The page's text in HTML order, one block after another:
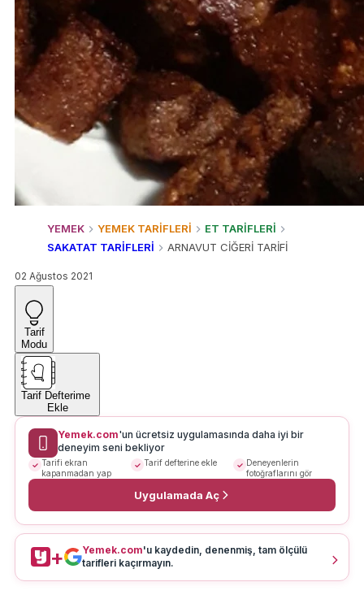
YEMEK YEMEK TARİFLERİ
ET TARİFLERİ
SAKATAT TARİFLERİ
ARNAVUT CİĞERİ TARİFİ
02 Ağustos 2021
Tarif
Modu
Tarif Defterime
Ekle
Yemek.com'un ücretsiz uygulamasında daha iyi bir
deneyim seni bekliyor
Tarifi ekran
kapanmadan yap
Tarif defterine ekle
Deneyenlerin
fotoğraflarını gör
Uygulamada Aç
+ Yemek.com'u kaydedin, denenmiş, tam ölçülü
tarifleri kaçırmayın.